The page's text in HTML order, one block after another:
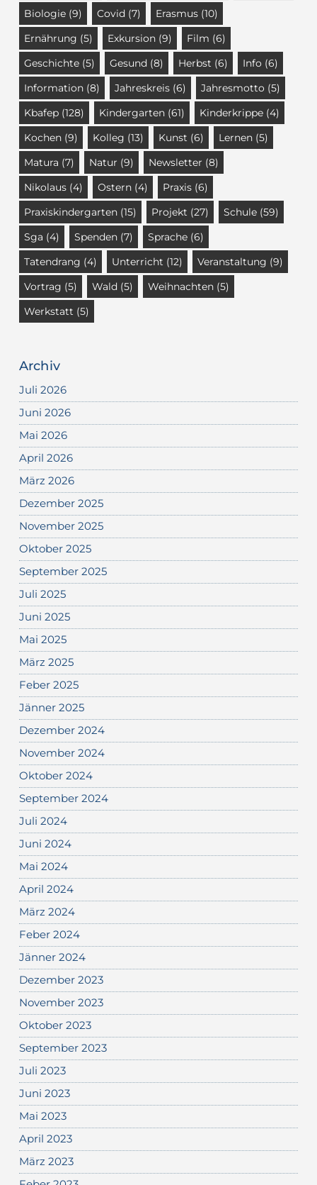
Biologie(9) Covid (7) Erasmus(10)
Ernährung (5) Exkursion(9) Film (6)
Geschichte(5) Gesund (8) Herbst (6) Info (6)
Information(8) Jahreskreis(6) Jahresmotto (5)
Kbafep(128) Kindergarten(61) Kinderkrippe(4)
Kochen(9) Kolleg (13) Kunst (6) Lernen(5)
Matura (7) Natur (9) Newsletter (8)
Nikolaus(4) Ostern(4) Praxis(6)
Praxiskindergarten(15) Projekt (27) Schule(59)
Sga (4) Spenden(7) Sprache(6)
Tatendrang (4) Unterricht (12) Veranstaltung (9)
Vortrag (5) Wald (5) Weihnachten(5)
Werkstatt (5)
Archiv
Juli 2026
Juni 2026
Mai 2026
April 2026
März 2026
Dezember 2025
November 2025
Oktober 2025
September 2025
Juli 2025
Juni 2025
Mai 2025
März 2025
Feber 2025
Jänner 2025
Dezember 2024
November 2024
Oktober 2024
September 2024
Juli 2024
Juni 2024
Mai 2024
April 2024
März 2024
Feber 2024
Jänner 2024
Dezember 2023
November 2023
Oktober 2023
September 2023
Juli 2023
Juni 2023
Mai 2023
April 2023
März 2023